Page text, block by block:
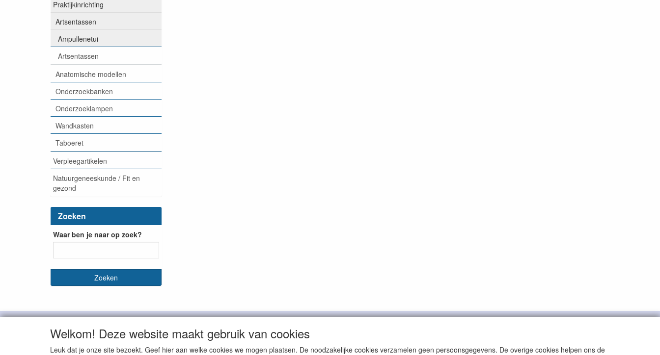
Welkom! Deze website maakt gebruik van cookies
Leuk dat je onze site bezoekt. Geef hier aan welke cookies we mogen plaatsen. De noodzakelijke cookies verzamelen geen persoonsgegevens. De overige cookies helpen ons de
Praktijkinrichting
Artsentassen
Ampullenetui
Artsentassen
Anatomische modellen
Onderzoekbanken
Onderzoeklampen
Wandkasten
Taboeret
Verpleegartikelen
Natuurgeneeskunde / Fit en
gezond
Zoeken
Waar ben je naar op zoek?